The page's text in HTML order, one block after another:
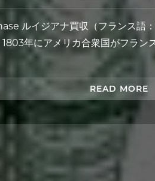
ルイジアナ買収（フランス語
年にアメリカ合衆国がフラン
READ MORE